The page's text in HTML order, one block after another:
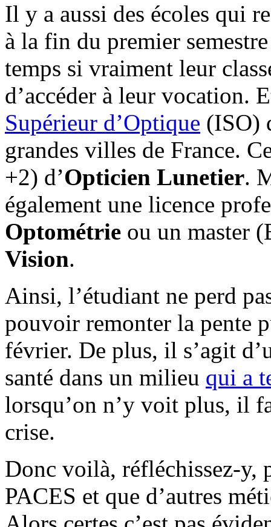
Il y a aussi des écoles qui
à la fin du premier
temps si vraiment leur
d’accéder à leur vocation.
Supérieur d’Optique (ISO)
grandes villes de France.
+2) d’Opticien Lunetier.
également une licence
Optométrie ou un master
Vision.
Ainsi, l’étudiant ne perd
pouvoir remonter la pente
février. De plus, il s’agit
santé dans un milieu qui a
lorsqu’on n’y voit plus, il
crise.
Donc voilà, réfléchissez-y,
PACES et que d’autres